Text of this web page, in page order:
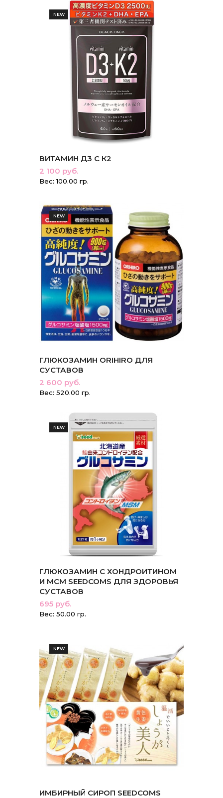
NEW
ВИТАМИН Д3 С К2
2 100 руб.
Вес: 100.00 гр.
NEW
ГЛЮКОЗАМИН ORIHIRO ДЛЯ
СУСТАВОВ
2 600 руб.
Вес: 520.00 гр.
NEW
ГЛЮКОЗАМИН С ХОНДРОИТИНОМ
И МСМ SEEDCOMS ДЛЯ ЗДОРОВЬЯ
СУСТАВОВ
695 руб.
Вес: 50.00 гр.
NEW
ИМБИРНЫЙ СИРОП SEEDCOMS